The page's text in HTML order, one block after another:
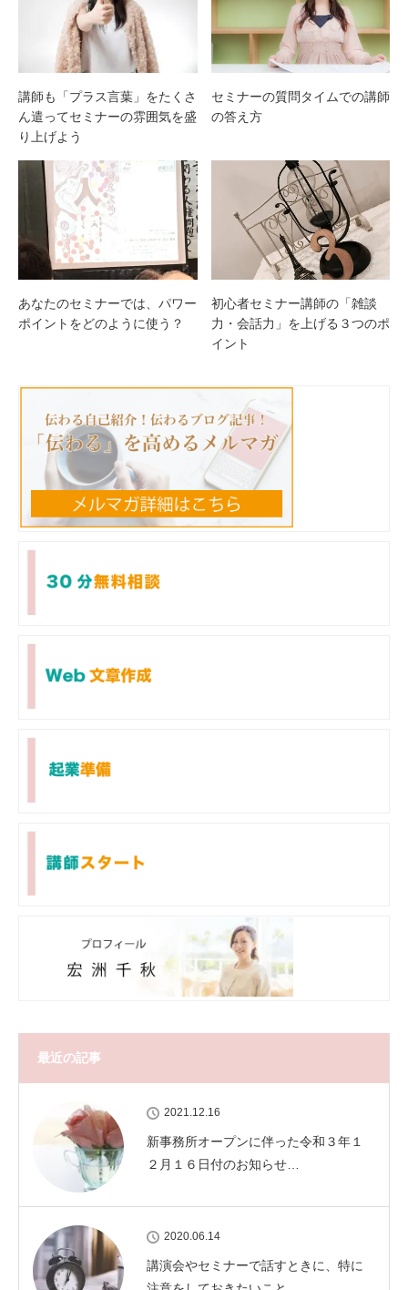
講師も「プラス言葉」をたくさ
ん遣ってセミナーの雰囲気を盛
り上げよう
セミナーの質問タイムでの講師
の答え方
あなたのセミナーでは、パワー
ポイントをどのように使う？
初心者セミナー講師の「雑談
力・会話力」を上げる３つのポ
イント
最近の記事
2021.12.16
新事務所オープンに伴った令和３年１
２月１６日付のお知らせ…
2020.06.14
講演会やセミナーで話すときに、特に